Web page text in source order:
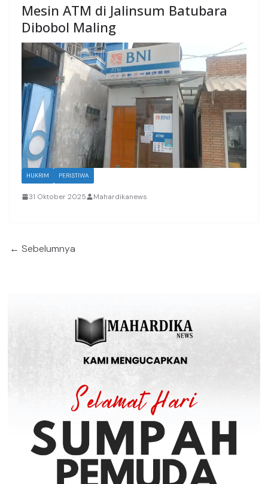
Mesin ATM di Jalinsum Batubara
Dibobol Maling
HUKRIM PERISTIWA
31 Oktober 2025 Mahardikanews
← Sebelumnya